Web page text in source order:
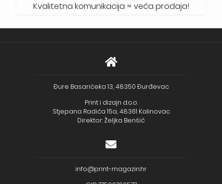
Kvalitetna komunikacija = veća prodaja!
Đure Basaričeka 13, 48350 Đurđevac
Print i dizajn d.o.o.
Stjepana Radića 15a, 48361 Kalinovac
Direktor: Željka Benšić
info@print-magazin.hr